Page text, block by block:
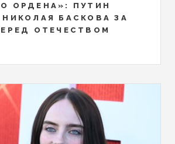
ОРДЕНА»: ПУТИН
БАСКОВА ЗА
ОТЕЧЕСТВОМ